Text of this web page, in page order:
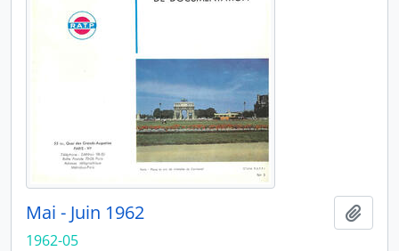
Mai - Juin 1962
1962-05